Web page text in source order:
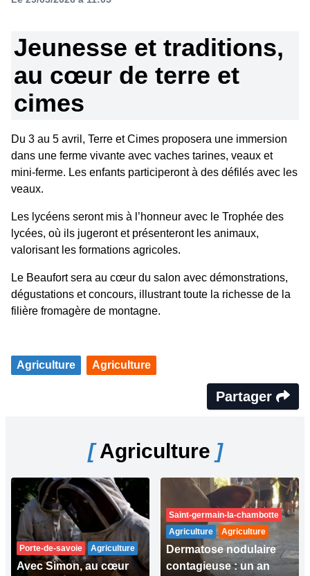
Jeunesse et traditions,
au cœur de terre et
cimes
Du 3 au 5 avril, Terre et Cimes proposera une immersion
dans une ferme vivante avec vaches tarines, veaux et
mini-ferme. Les enfants participeront à des défilés avec les
veaux.
Les lycéens seront mis à l’honneur avec le Trophée des
lycées, où ils jugeront et présenteront les animaux,
valorisant les formations agricoles.
Le Beaufort sera au cœur du salon avec démonstrations,
dégustations et concours, illustrant toute la richesse de la
filière fromagère de montagne.
Agriculture Agriculture
Partager
[Agriculture ]
Porte-de-savoie Agriculture
Avec Simon, au cœur
Saint-germain-la-chambotte
Agriculture
Agriculture
Dermatose nodulaire
contagieuse : un an